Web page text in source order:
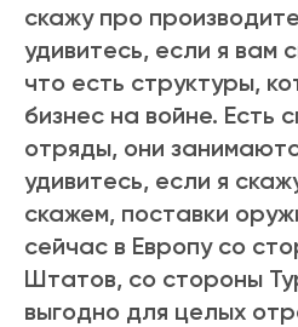
скажу про
удивитесь, если я вам
что есть структуры,
бизнес на войне. Есть
отряды, они
удивитесь, если я
скажем, поставки
сейчас в Европу со
Штатов, со стороны
выгодно для целых